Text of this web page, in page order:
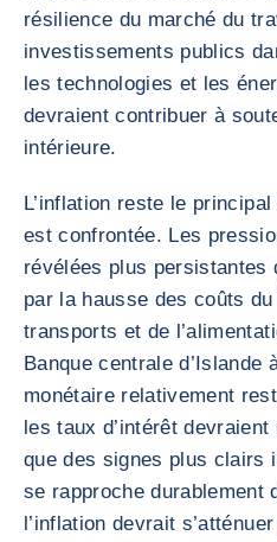
résilience du marché du
investissements publics
les technologies et les
devraient contribuer à
intérieure.
L’inflation reste le
est confrontée. Les
révélées plus persistantes
par la hausse des coûts
transports et de
Banque centrale d’Islande
monétaire relativement
les taux d’intérêt
que des signes plus clairs
se rapproche durablement
l’inflation devrait